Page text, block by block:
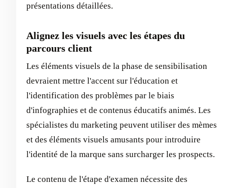
présentations détaillées.
Alignez les visuels avec les étapes du
parcours client
Les éléments visuels de la phase de sensibilisation
devraient mettre l'accent sur l'éducation et
l'identification des problèmes par le biais
d'infographies et de contenus éducatifs animés. Les
spécialistes du marketing peuvent utiliser des mèmes
et des éléments visuels amusants pour introduire
l'identité de la marque sans surcharger les prospects.
Le contenu de l'étape d'examen nécessite des